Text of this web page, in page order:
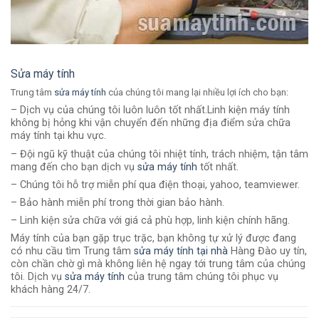
Sửa máy tính
Trung tâm sửa máy tính của chúng tôi mang lại nhiều lợi ích cho bạn:
– Dịch vụ của chúng tôi luôn luôn tốt nhất.Linh kiện máy tính
không bị hỏng khi vận chuyển đến những địa điểm sửa chữa
máy tính tại khu vực.
– Đội ngũ kỹ thuật của chúng tôi nhiệt tính, trách nhiệm, tận tâm
mang đến cho bạn dịch vụ sửa máy tính tốt nhất.
– Chúng tôi hỗ trợ miễn phí qua điện thoại, yahoo, teamviewer.
– Bảo hành miễn phí trong thời gian bảo hành.
– Linh kiện sửa chữa với giá cả phù hợp, linh kiện chính hãng.
Máy tính của bạn gặp trục trặc, bạn không tự xử lý được đang
có nhu cầu tìm Trung tâm sửa máy tính tại nhà Hàng Đào uy tín,
còn chần chờ gì mà không liên hệ ngay tới trung tâm của chúng
tôi. Dịch vụ sửa máy tính của trung tâm chúng tôi phục vụ
khách hàng 24/7.